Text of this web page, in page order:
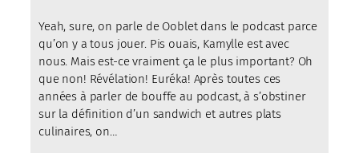
Yeah, sure, on parle de Ooblet dans le podcast parce
qu’on y a tous jouer. Pis ouais, Kamylle est avec
nous. Mais est-ce vraiment ça le plus important? Oh
que non! Révélation! Euréka! Après toutes ces
années à parler de bouffe au podcast, à s’obstiner
sur la définition d’un sandwich et autres plats
culinaires, on…